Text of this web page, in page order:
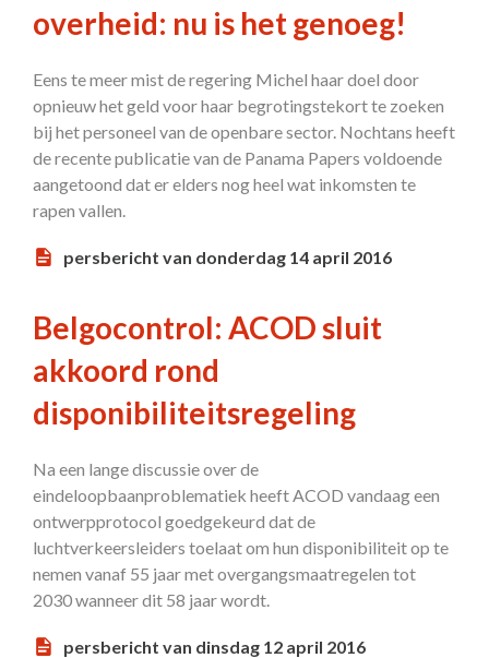
overheid: nu is het genoeg!
Eens te meer mist de regering Michel haar doel door
opnieuw het geld voor haar begrotingstekort te zoeken
bij het personeel van de openbare sector. Nochtans heeft
de recente publicatie van de Panama Papers voldoende
aangetoond dat er elders nog heel wat inkomsten te
rapen vallen.
persbericht van donderdag 14 april 2016
Belgocontrol: ACOD sluit
akkoord rond
disponibiliteitsregeling
Na een lange discussie over de
eindeloopbaanproblematiek heeft ACOD vandaag een
ontwerpprotocol goedgekeurd dat de
luchtverkeersleiders toelaat om hun disponibiliteit op te
nemen vanaf 55 jaar met overgangsmaatregelen tot
2030 wanneer dit 58 jaar wordt.
persbericht van dinsdag 12 april 2016